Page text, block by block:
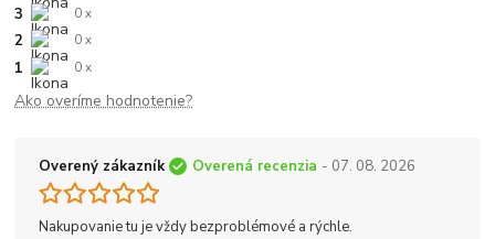
3 0 x
2 0 x
1 0 x
Ako overíme hodnotenie?
Overený zákazník Overená recenzia - 07. 08. 2026
Nakupovanie tu je vždy bezproblémové a rýchle.